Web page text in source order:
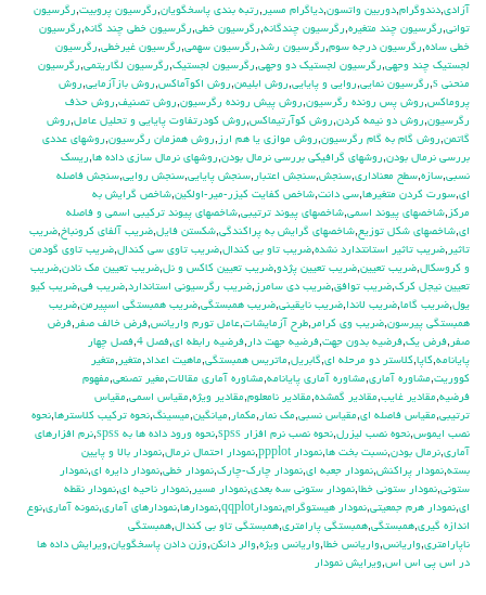
آزادي,دندوگرام,دوربين واتسون,دياگرام مسير ,رتبه بندي پاسخگويان,رگرسيون پروبيت,رگرسيون
تواني,رگرسيون چند متغيره,رگرسيون چندگانه,رگرسيون خطي,رگرسيون خطي چند گانه,رگرسيون
خطي ساده,رگرسيون درجه سوم,رگرسيون رشد,رگرسيون سهمي,رگرسيون غيرخطي,رگرسيون
لجستيك چند وجهي,رگرسيون لجستيك دو وجهي,رگرسيون لجستيک,رگرسيون لگاريتمي,رگرسيون
منحني s
,رگرسيون نمايي,روايي و پايايي,روش ابليمن,روش اكوآماكس,روش بازآزمايي,روش
پروماكس,روش پس رونده رگرسيون,روش پيش رونده رگرسيون,روش تصنيف,روش حذف
رگرسيون,روش دو نيمه كردن,روش كوآرتيماكس,روش كودرتفاوت پايايي و تحليل عامل,روش
گاتمن,روش گام به گام رگرسيون,روش موازي يا هم ارز ,روش همزمان رگرسيون,روشهاي عددي
بررسي نرمال بودن,روشهاي گرافيكي بررسي نرمال بودن,روشهاي نرمال سازي داده ها,ريسك
نسبي,سازه,سطح معناداري,سنجش,سنجش اعتبار ,سنجش پايايي,سنجش روايي,سنجش فاصله
اي,سورت كردن متغيرها,سي دانت,شاخص كفايت كيزر-مير-اولكين,شاخص گرايش به
مركز ,شاخصهاي پيوند اسمي,شاخصهاي پيوند ترتيبي,شاخصهاي پيوند تركيبي اسمي و فاصله
اي,شاخصهاي شكل توزيع,شاخصهاي گرايش به پراكندگي,شكستن فايل,ضريب آلفاي کرونباخ,ضريب
تاثير ,ضريب تاثير استانتدارد نشده,ضريب تاو بي كندال,ضريب تاوي سي كندال,ضريب تاوي گودمن
و كروسكال,ضريب تعيين,ضريب تعيين پژدو,ضريب تعيين كاكس و نل,ضريب تعيين مك نادن,ضريب
تعيين نيجل كرك,ضريب توافق,ضريب دي سامرز ,ضريب رگرسيوني استاندارد,ضريب في,ضريب كيو
يول,ضريب گاما,ضريب لاندا,ضريب نايقيني,ضريب همبستگي,ضريب همبستگي اسپيرمن,ضريب
همبستگي پيرسون,ضريب وي كرامر ,طرح آزمايشات,عامل تورم واريانس,فرض خالف صفر ,فرض
صفر ,فرض يك,فرضيه بدون جهت,فرضيه جهت دار ,فرضيه رابطه اي,فصل 4 ,فصل چهار
پايانامه,كاپا,كلاستر دو مرحله اي,گابريل,ماتريس همبستگي,ماهيت اعداد,متغير ,متغير
كووريت,مشاوره آماري,مشاوره آماري پايانامه,مشاوره آماري مقالات,مغير تصنعي,مفهوم
فرضيه,مقادير غايب,مقادير گمشده,مقادير نامعلوم,مقادير ويژه,مقياس اسمي,مقياس
ترتيبي,مقياس فاصله اي,مقياس نسبي,مك نمار ,مكمار ,ميانگين,ميسينگ,نحوه تركيب كلاسترها,نحوه
نصب ايموس,نحوه نصب ليزرل,نحوه نصب نرم افزار spss ,نحوه ورود داده ها به spss ,نرم افزارهاي
آماري,نرمال بودن,نسبت بخت ها,نمودار ppplot ,نمودار احتمال نرمال,نمودار بالا و پايين
بسته,نمودار پراكنش,نمودار جعبه اي,نمودار چارك-چارك,نمودار خطي,نمودار دايره اي,نمودار
ستوني,نمودار ستوني خطا,نمودار ستوني سه بعدي,نمودار مسير ,نمودار ناحيه اي,نمودار نقطه
اي,نمودار هرم جمعيتي,نمودار هيستوگرام,نمودارqqplot ,نمودارها,نمودارهاي آماري,نمونه آماري,نوع
اندازه گيري,همبستگي,همبستگي پارامتري,همبستگي تاو بي کندال,همبستگي
ناپارامتري,واريانس,واريانس خطا,واريانس ويژه,والر دانكن,وزن دادن پاسخگويان,ويرايش داده ها
در اس پي اس اس,ويرايش نمودار